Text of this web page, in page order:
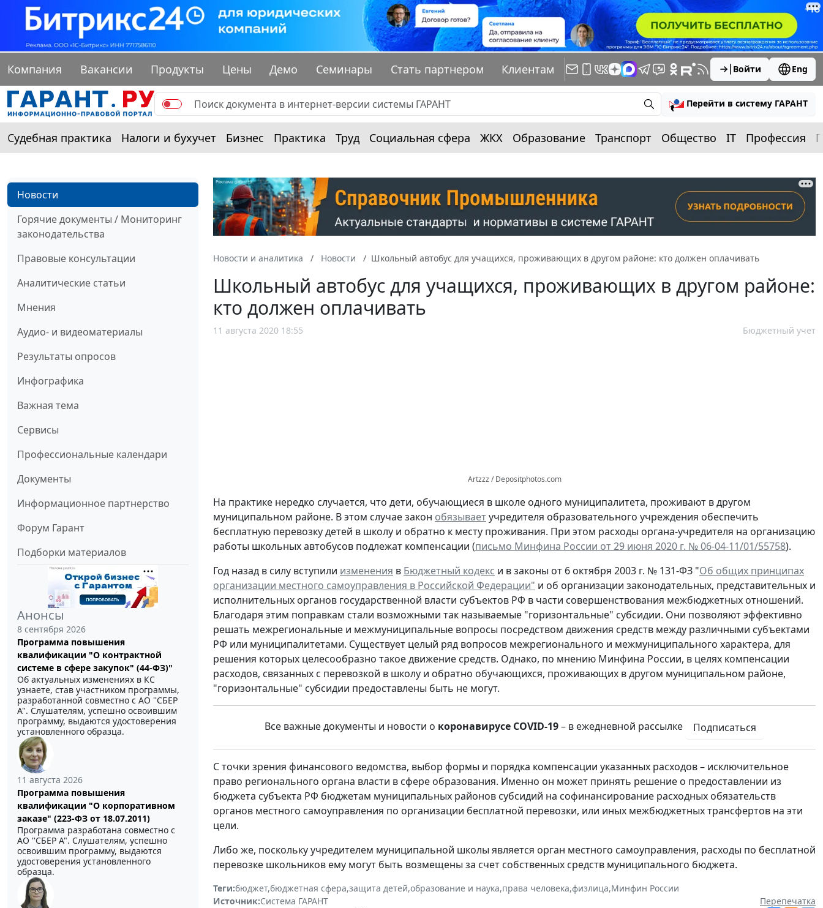
Компания Вакансии Продукты Цены Демо Семинары Стать партнером Клиентам Войти Eng
Перейти в систему ГАРАНТ
Судебная практика Налоги и бухучет Бизнес Практика Труд Социальная сфера ЖКХ Образование Транспорт Общество IT Профессия
Новости
Горячие документы / Мониторинг
законодательства
Правовые консультации
Аналитические статьи
Мнения
Аудио- и видеоматериалы
Результаты опросов
Инфографика
Важная тема
Сервисы
Профессиональные календари
Документы
Информационное партнерство
Форум Гарант
Подборки материалов
Анонсы
8 сентября 2026
Программа повышения
квалификации "О контрактной
системе в сфере закупок" (44-ФЗ)"
Об актуальных изменениях в КС
узнаете, став участником программы,
разработанной совместно с АО ''СБЕР
А". Слушателям, успешно освоившим
программу, выдаются удостоверения
установленного образца.
11 августа 2026
Программа повышения
квалификации "О корпоративном
заказе" (223-ФЗ от 18.07.2011)
Программа разработана совместно с
АО ''СБЕР А". Слушателям, успешно
освоившим программу, выдаются
удостоверения установленного
образца.
Новости и аналитика Новости Школьный автобус для учащихся, проживающих в другом районе: кто должен оплачивать
Школьный автобус для учащихся, проживающих в другом районе:
кто должен оплачивать
11 августа 2020 18:55 Бюджетный учет
Artzzz / Depositphotos.com
На практике нередко случается, что дети, обучающиеся в школе одного муниципалитета, проживают в другом
муниципальном районе. В этом случае закон обязываетучредителя образовательного учреждения обеспечить
бесплатную перевозку детей в школу и обратно к месту проживания. При этом расходы органа-учредителя на организацию
работы школьных автобусов подлежат компенсации (письмо Минфина России от 29 июня 2020 г. № 06-04-11/01/55758).
Год назад в силу вступили изменения в Бюджетный кодекс и в законы от 6 октября 2003 г. № 131-ФЗ "Об общих принципах
организации местного самоуправления в Российской Федерации" и об организации законодательных, представительных и
исполнительных органов государственной власти субъектов РФ в части совершенствования межбюджетных отношений.
Благодаря этим поправкам стали возможными так называемые "горизонтальные" субсидии. Они позволяют эффективно
решать межрегиональные и межмуниципальные вопросы посредством движения средств между различными субъектами
РФ или муниципалитетами. Существует целый ряд вопросов межрегионального и межмуниципального характера, для
решения которых целесообразно такое движение средств. Однако, по мнению Минфина России, в целях компенсации
расходов, связанных с перевозкой в школу и обратно обучающихся, проживающих в другом муниципальном районе,
"горизонтальные" субсидии предоставлены быть не могут.
Все важные документы и новости о коронавирусе COVID-19– в ежедневной рассылке Подписаться
С точки зрения финансового ведомства, выбор формы и порядка компенсации указанных расходов – исключительное
право регионального органа власти в сфере образования. Именно он может принять решение о предоставлении из
бюджета субъекта РФ бюджетам муниципальных районов субсидий на софинансирование расходных обязательств
органов местного самоуправления по организации бесплатной перевозки, или иных межбюджетных трансфертов на эти
цели.
Либо же, поскольку учредителем муниципальной школы является орган местного самоуправления, расходы по бесплатной
перевозке школьников ему могут быть возмещены за счет собственных средств муниципального бюджета.
Теги:бюджет,бюджетная сфера,защита детей,образование и наука,права человека,физлица,Минфин России
Источник:Система ГАРАНТ
Перепечатка